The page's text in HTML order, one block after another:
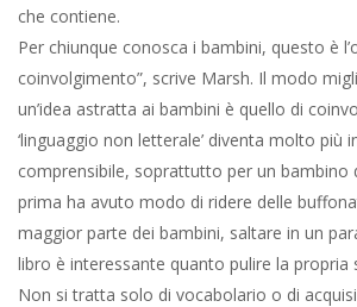
che contiene.
Per chiunque conosca i bambini, questo è
coinvolgimento”, scrive Marsh. Il modo
un’idea astratta ai bambini è quello di
‘linguaggio non letterale’ diventa molto più
comprensibile, soprattutto per un bambino
prima ha avuto modo di ridere delle
maggior parte dei bambini, saltare in un
libro è interessante quanto pulire la propria
Non si tratta solo di vocabolario o di